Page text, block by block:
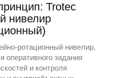
Trotec
нивелир
ротационный нивелир,
оперативного задания
и контроля